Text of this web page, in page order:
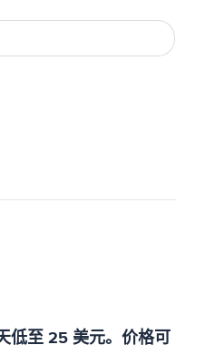
低至 25 美元。价格可